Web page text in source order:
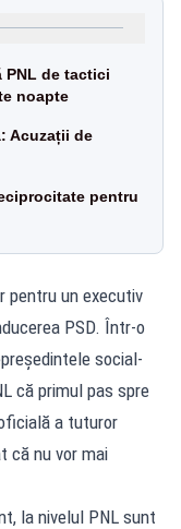
PNL de tactici
noapte
Acuzații de
pentru
pentru un executiv
PSD. Într-o
social-
că primul pas spre
a tuturor
că nu vor mai
la nivelul PNL sunt